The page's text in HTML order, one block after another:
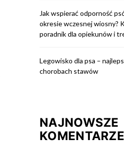
Jak wspierać odporność
okresie wczesnej wiosny?
poradnik dla opiekunów i
Legowisko dla psa –
chorobach stawów
NAJNOWSZE
KOMENTARZE